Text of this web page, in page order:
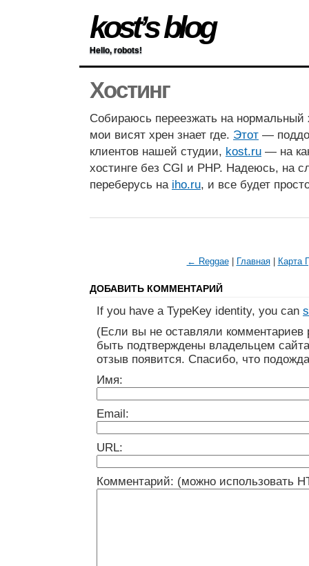
kost’s blog
Hello, robots!
Хостинг
Собираюсь переезжать на нормальный
мои висят хрен знает где. Этот —
клиентов нашей студии, kost.ru — на
хостинге без CGI и PHP. Надеюсь, на
переберусь на iho.ru, и все будет
← Reggae| Главная| Карта
ДОБАВИТЬ КОММЕНТАРИЙ
If you have a TypeKey identity, you can
(Если вы не оставляли
быть подтверждены владельцем
отзыв появится. Спасибо, что
Имя:
Email:
URL:
Комментарий: (можно использовать